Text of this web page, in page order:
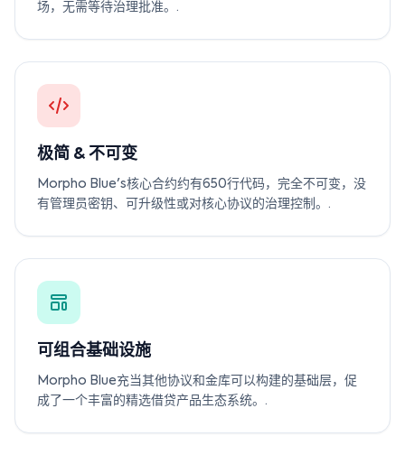
场，无需等待治理批准。.
极简 & 不可变
Morpho Blue's核心合约约有650行代码，完全不可变，没
有管理员密钥、可升级性或对核心协议的治理控制。.
可组合基础设施
Morpho Blue充当其他协议和金库可以构建的基础层，促
成了一个丰富的精选借贷产品生态系统。.